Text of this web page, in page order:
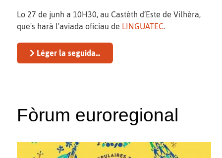
Lo 27 de junh a 10H30, au Castèth d’Este de Vilhèra,
que's harà l'aviada oficiau de LINGUATEC.
Léger la seguida...
Fòrum euroregional